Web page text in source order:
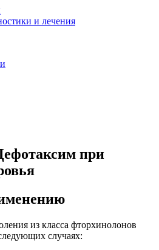
и лечения
при
из класса фторхинолонов
случаях: